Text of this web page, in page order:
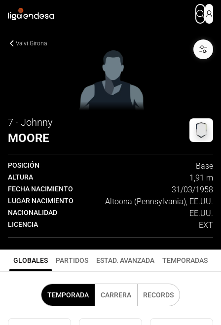
Valvi Girona
7 · Johnny
MOORE
POSICIÓN Base
ALTURA 1,91 m
FECHA NACIMIENTO 31/03/1958
LUGAR NACIMIENTO Altoona (Pennsylvania), EE.UU.
NACIONALIDAD EE.UU.
LICENCIA EXT
GLOBALES PARTIDOS ESTAD. AVANZADA TEMPORADAS
TEMPORADA CARRERA RECORDS